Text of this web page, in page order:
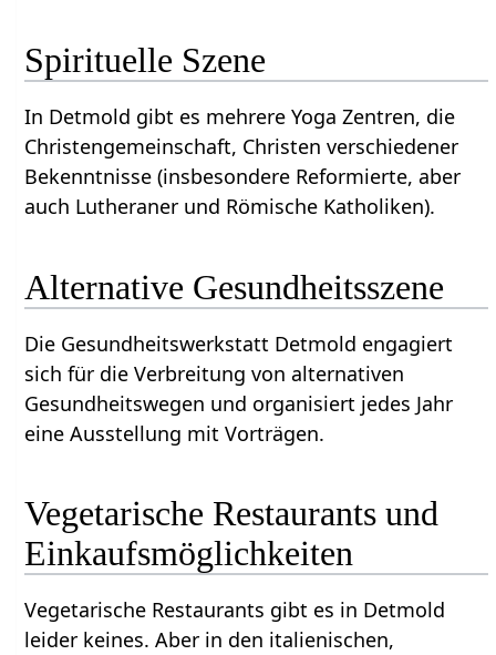
Spirituelle Szene
In Detmold gibt es mehrere Yoga Zentren, die
Christengemeinschaft, Christen verschiedener
Bekenntnisse (insbesondere Reformierte, aber
auch Lutheraner und Römische Katholiken).
Alternative Gesundheitsszene
Die Gesundheitswerkstatt Detmold engagiert
sich für die Verbreitung von alternativen
Gesundheitswegen und organisiert jedes Jahr
eine Ausstellung mit Vorträgen.
Vegetarische Restaurants und
Einkaufsmöglichkeiten
Vegetarische Restaurants gibt es in Detmold
leider keines. Aber in den italienischen,